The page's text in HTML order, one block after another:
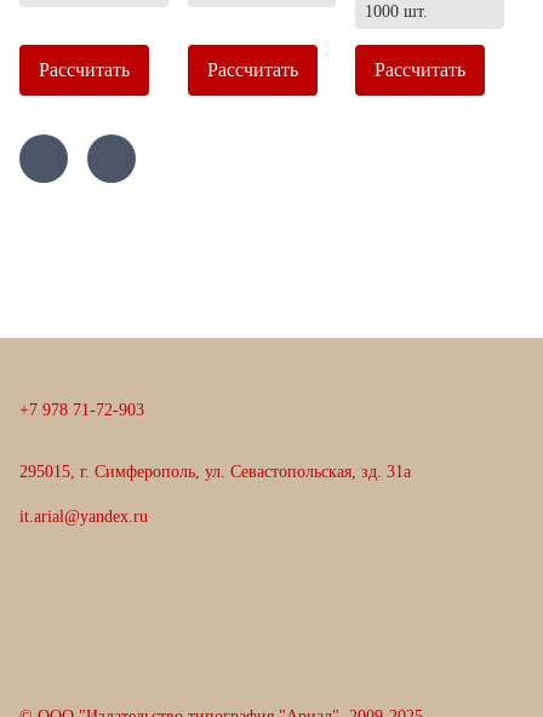
Рассчитать Рассчитать
1000 шт.
Рассчитать
+7 978 71-72-903
295015, г. Симферополь, ул. Севастопольская, зд. 31а
it.arial@yandex.ru